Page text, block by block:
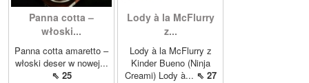
Panna cotta –
włoski...
Panna cotta amaretto –
włoski deser w nowej...
⇖ 25
Lody à la McFlurry
z...
Lody à la McFlurry z
Kinder Bueno (Ninja
Creami) Lody à... ⇖ 27